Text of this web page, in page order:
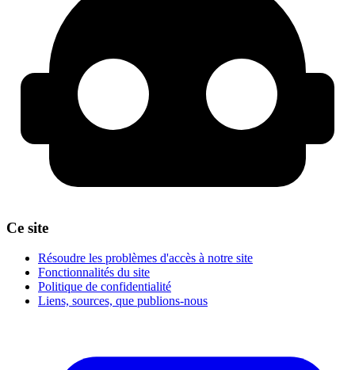
Ce site
Résoudre les problèmes d'accès à notre site
Fonctionnalités du site
Politique de confidentialité
Liens, sources, que publions-nous